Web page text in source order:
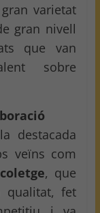
varietat
gran nivell
que van
sobre
destacada
veïns com
, que
qualitat, fet